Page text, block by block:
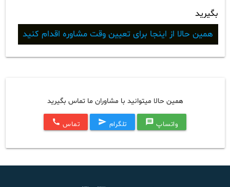
بگیرید
همین حالا از اینجا برای تعیین وقت مشاوره اقدام کنید
همین حالا میتوانید با مشاوران ما تماس بگیرید
واتساپ message تلگرام send تماس call